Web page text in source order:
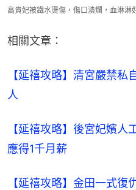
高貴妃被鐵水燙傷，傷口潰爛，血淋淋
相關文章：
【延禧攻略】清宮嚴禁
人​
【延禧攻略】後宮妃嬪
應得1千月薪​
【延禧攻略】金田一式